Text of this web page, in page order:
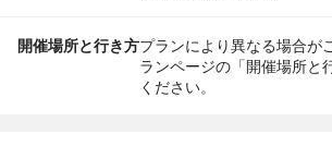
開催場所と行き方プランにより異なる場合が
ランページの「開催場所と
ください。